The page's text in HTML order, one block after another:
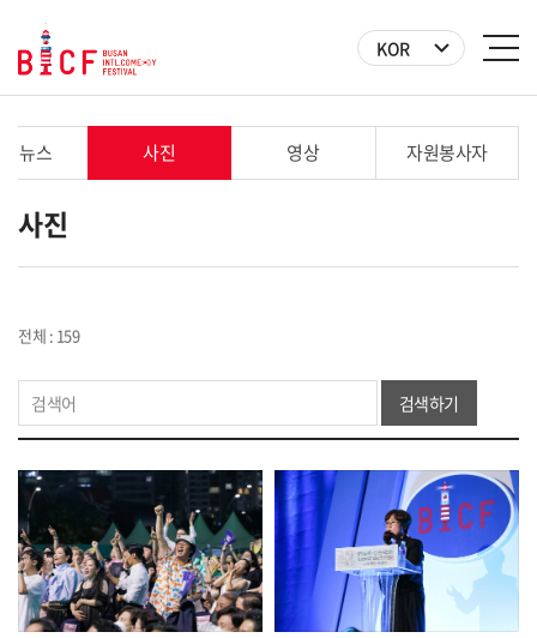
KOR
뉴스 사진 영상 자원봉사자
사진
전체 : 159
검색하기